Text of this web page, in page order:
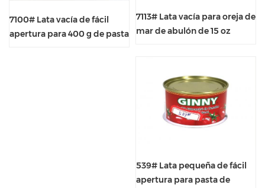
7100# Lata vacía de fácil
apertura para 400 g de pasta
7113# Lata vacía para oreja de
mar de abulón de 15 oz
539# Lata pequeña de fácil
apertura para pasta de